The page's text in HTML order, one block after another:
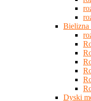
Bielizna
Dyski